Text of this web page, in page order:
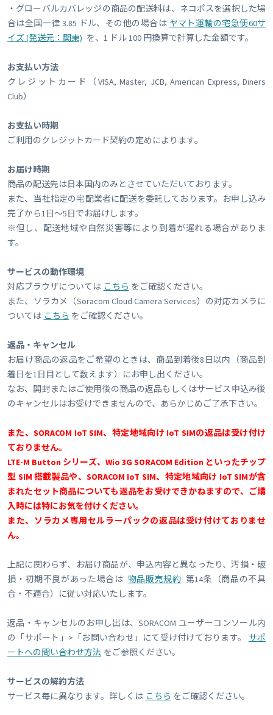
・グローバルカバレッジの商品の配送料は、ネコポスを選択した場
合は全国一律 3.85 ドル、その他の場合は ヤマト運輸の宅急便60サ
イズ (発送元：関東) を、1 ドル 100 円換算で計算した金額です。
お支払い方法
クレジットカード（VISA, Master, JCB, American Express, Diners
Club）
お支払い時期
ご利用のクレジットカード契約の定めによります。
お届け時期
商品の配送先は日本国内のみとさせていただいております。
また、当社指定の宅配業者に配送を委託しております。お申し込み
完了から1日～5日でお届けします。
※但し、配送地域や自然災害等により到着が遅れる場合がありま
す。
サービスの動作環境
対応ブラウザについては こちら をご確認ください。
また、ソラカメ（Soracom Cloud Camera Services）の対応カメラに
ついては こちら をご確認ください。
返品・キャンセル
お届け商品の返品をご希望のときは、商品到着後8日以内（商品到
着日を1日目として数えます）にお申し出ください。
なお、開封またはご使用後の商品の返品もしくはサービス申込み後
のキャンセルはお受けできませんので、あらかじめご了承下さい。
また、SORACOM IoT SIM、特定地域向け IoT SIMの返品は受け付け
ておりません。
LTE-M Button シリーズ、Wio 3G SORACOM Edition といったチップ
型 SIM 搭載製品や、SORACOM IoT SIM、特定地域向け IoT SIMが含
まれたセット商品についても返品をお受けできかねますので、ご購
入時には特にお気を付けください。
また、ソラカメ専用セルラーパックの返品は受け付けておりませ
ん。
上記に関わらず、お届け商品が、申込内容と異なったり、汚損・破
損・初期不良があった場合は 物品販売規約 第14条（商品の不具
合・不適合）に従い対応いたします。
返品・キャンセルのお申し出は、SORACOM ユーザーコンソール内
の「サポート」>「お問い合わせ」にて受け付けております。
サポ
ートへの問い合わせ方法 をご参照ください。
サービスの解約方法
サービス毎に異なります。詳しくは こちら をご確認ください。